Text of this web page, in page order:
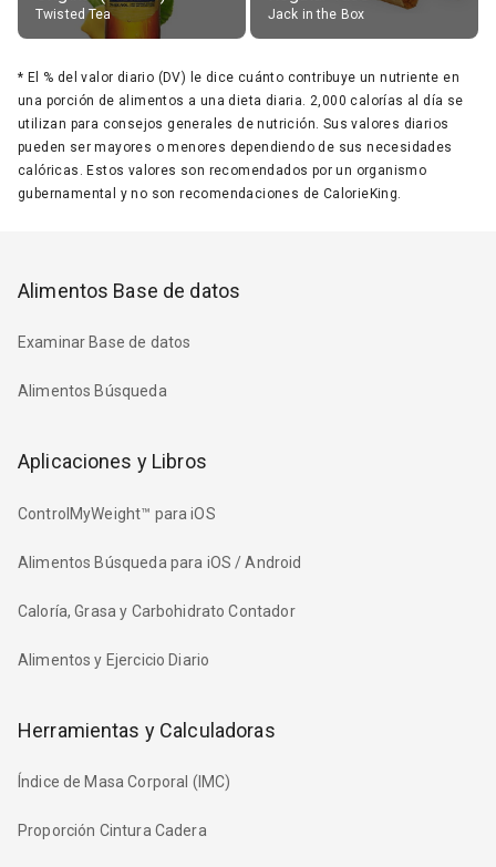
Twisted Tea Jack in the Box
* El % del valor diario (DV) le dice cuánto contribuye un nutriente en
una porción de alimentos a una dieta diaria. 2,000 calorías al día se
utilizan para consejos generales de nutrición. Sus valores diarios
pueden ser mayores o menores dependiendo de sus necesidades
calóricas. Estos valores son recomendados por un organismo
gubernamental y no son recomendaciones de CalorieKing.
Alimentos Base de datos
Examinar Base de datos
Alimentos Búsqueda
Aplicaciones y Libros
ControlMyWeight™ para iOS
Alimentos Búsqueda para iOS / Android
Caloría, Grasa y Carbohidrato Contador
Alimentos y Ejercicio Diario
Herramientas y Calculadoras
Índice de Masa Corporal (IMC)
Proporción Cintura Cadera